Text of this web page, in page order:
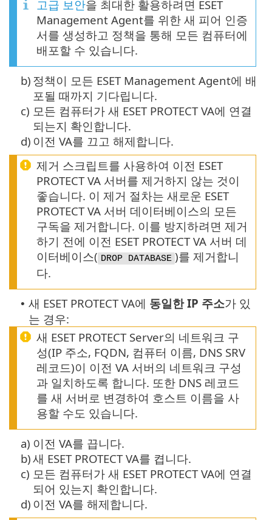
고급 보안을 최대한 활용하려면 ESET
Management Agent를 위한 새 피어 인증
서를 생성하고 정책을 통해 모든 컴퓨터에
배포할 수 있습니다.
b) 정책이 모든 ESET Management Agent에 배
포될 때까지 기다립니다.
c) 모든 컴퓨터가 새 ESET PROTECT VA에 연결
되는지 확인합니다.
d) 이전 VA를 끄고 해제합니다.
제거 스크립트를 사용하여 이전 ESET
PROTECT VA 서버를 제거하지 않는 것이
좋습니다. 이 제거 절차는 새로운 ESET
PROTECT VA 서버 데이터베이스의 모든
구독을 제거합니다. 이를 방지하려면 제거
하기 전에 이전 ESET PROTECT VA 서버 데
이터베이스( DROP DATABASE )를 제거합니
다.
• 새 ESET PROTECT VA에 동일한 IP 주소가 있
는 경우:
새 ESET PROTECT Server의 네트워크 구
성(IP 주소, FQDN, 컴퓨터 이름, DNS SRV
레코드)이 이전 VA 서버의 네트워크 구성
과 일치하도록 합니다. 또한 DNS 레코드
를 새 서버로 변경하여 호스트 이름을 사
용할 수도 있습니다.
a) 이전 VA를 끕니다.
b)새 ESET PROTECT VA를 켭니다.
c) 모든 컴퓨터가 새 ESET PROTECT VA에 연결
되어 있는지 확인합니다.
d) 이전 VA를 해제합니다.